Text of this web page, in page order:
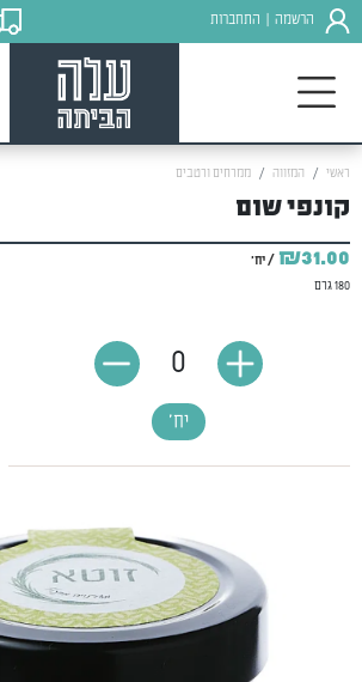
הרשמה התחברות
ראשי המזווה ממרחים ורטבים
קונפי שום
₪31.00 / יח'
180 גרם
יח'
0